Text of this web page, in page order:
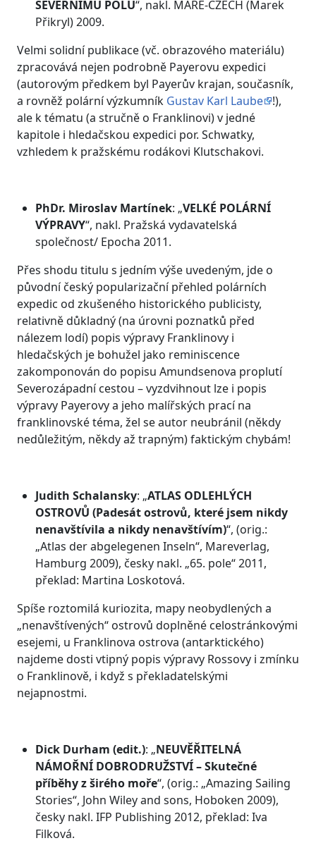
SEVERNÍMU PÓLU“, nakl. MARE-CZECH (Marek
Přikryl) 2009.
Velmi solidní publikace (vč. obrazového materiálu)
zpracovává nejen podrobně Payerovu expedici
(autorovým předkem byl Payerův krajan, současník,
a rovněž polární výzkumník Gustav Karl Laube
!),
ale k tématu (a stručně o Franklinovi) v jedné
kapitole i hledačskou expedici por. Schwatky,
vzhledem k pražskému rodákovi Klutschakovi.
PhDr. Miroslav Martínek: „VELKÉ POLÁRNÍ
VÝPRAVY“, nakl. Pražská vydavatelská
společnost/ Epocha 2011.
Přes shodu titulu s jedním výše uvedeným, jde o
původní český popularizační přehled polárních
expedic od zkušeného historického publicisty,
relativně důkladný (na úrovni poznatků před
nálezem lodí) popis výpravy Franklinovy i
hledačských je bohužel jako reminiscence
zakomponován do popisu Amundsenova proplutí
Severozápadní cestou – vyzdvihnout lze i popis
výpravy Payerovy a jeho malířských prací na
franklinovské téma, žel se autor neubránil (někdy
nedůležitým, někdy až trapným) faktickým chybám!
Judith Schalansky: „ATLAS ODLEHLÝCH
OSTROVŮ (Padesát ostrovů, které jsem nikdy
nenavštívila a nikdy nenavštívím)“, (orig.:
„Atlas der abgelegenen Inseln“, Mareverlag,
Hamburg 2009), česky nakl. „65. pole“ 2011,
překlad: Martina Loskotová.
Spíše roztomilá kuriozita, mapy neobydlených a
„nenavštívených“ ostrovů doplněné celostránkovými
esejemi, u Franklinova ostrova (antarktického)
najdeme dosti vtipný popis výpravy Rossovy i zmínku
o Franklinově, i když s překladatelskými
nejapnostmi.
Dick Durham (edit.): „NEUVĚŘITELNÁ
NÁMOŘNÍ DOBRODRUŽSTVÍ– Skutečné
příběhy z širého moře“, (orig.: „Amazing Sailing
Stories“, John Wiley and sons, Hoboken 2009),
česky nakl. IFP Publishing 2012, překlad: Iva
Filková.